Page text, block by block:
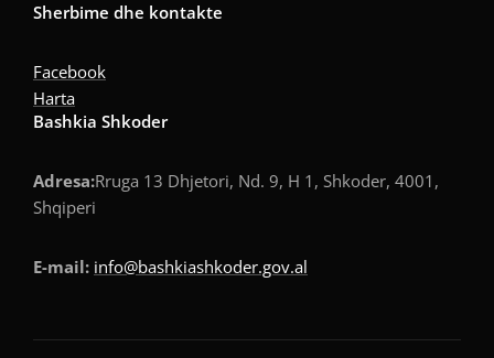
Sherbime dhe kontakte
Facebook
Harta
Bashkia Shkoder
Adresa:Rruga 13 Dhjetori, Nd. 9, H 1, Shkoder, 4001,
Shqiperi
E-mail: info@bashkiashkoder.gov.al